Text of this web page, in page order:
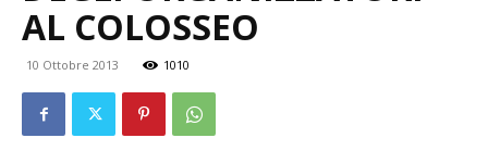
AL COLOSSEO
10 Ottobre 2013 1010